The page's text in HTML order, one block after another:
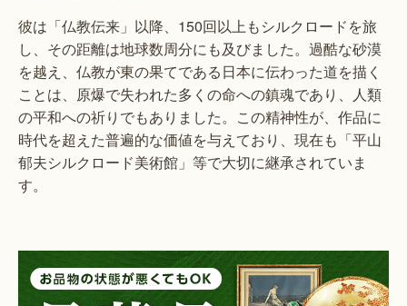
彼は「仏教伝来」以降、150回以上もシルクロードを旅
し、その距離は地球数周分にも及びました。過酷な砂漠
を越え、仏教が東の果てである日本に伝わった道を描く
ことは、原爆で失われた多くの命への鎮魂であり、人類
の平和への祈りでもありました。この精神性が、作品に
時代を超えた普遍的な価値を与えており、現在も「平山
郁夫シルクロード美術館」等で大切に継承されていま
す。